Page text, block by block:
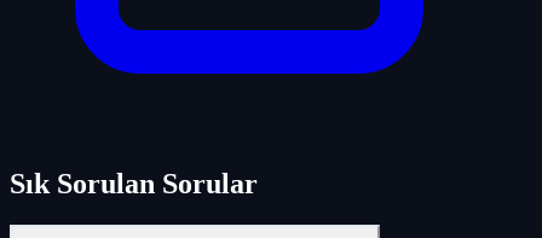
Sık Sorulan Sorular